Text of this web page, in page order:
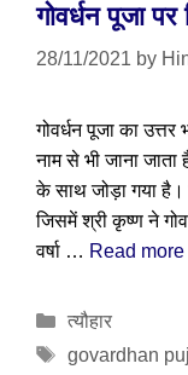
गोवर्धन पूजा पर
28/11/2021 by
गोवर्धन पूजा का
नाम से भी जाना
के साथ जोड़ा गया है।
जिसमें श्री कृष्ण ने
वर्षा … Read more
Categories
त्यौहार
Tags
govardhan